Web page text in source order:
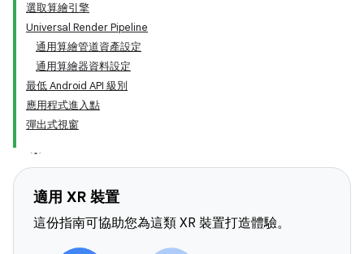
選取算繪引擎
Universal Render Pipeline
通用算繪管道資產設定
通用算繪器資料設定
最低 Android API 級別
應用程式進入點
彈出式視窗
適用 XR 裝置
這份指南可協助您為這類 XR 裝置打造體驗。